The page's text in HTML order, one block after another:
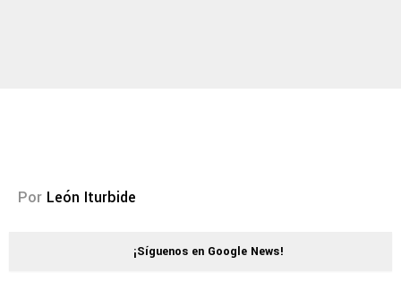
Por León Iturbide
¡Síguenos en Google News!